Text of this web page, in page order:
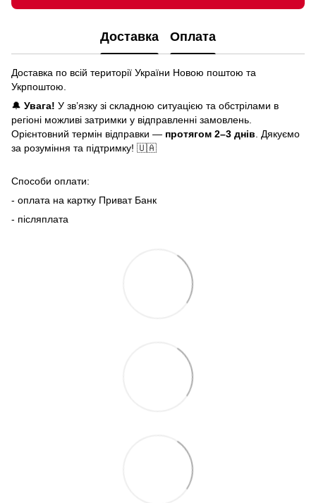
Доставка Оплата
Доставка по всій території України Новою поштою та
Укрпоштою.
🔔 Увага! У зв’язку зі складною ситуацією та обстрілами в
регіоні можливі затримки у відправленні замовлень.
Орієнтовний термін відправки — протягом 2–3 днів . Дякуємо
за розуміння та підтримку! 🇺🇦
Способи оплати:
- оплата на картку Приват Банк
- післяплата